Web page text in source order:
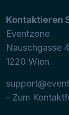
Kontaktieren
Eventzone
Nauschgasse
1220 Wien
- Zum